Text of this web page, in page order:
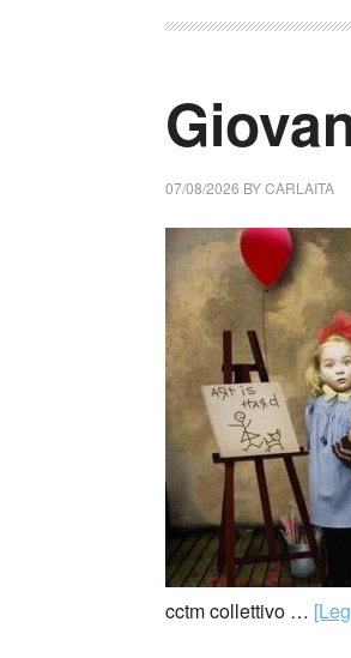
07/08/2026 BYCARLAITA
cctm collettivo …